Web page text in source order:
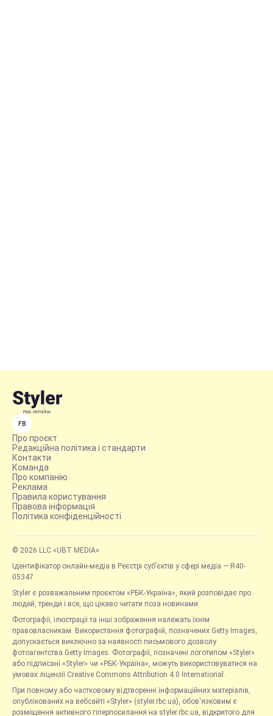
FB
Про проєкт
Редакційна політика і стандарти
Контакти
Команда
Про компанію
Реклама
Правила користування
Правова інформація
Політика конфіденційності
© 2026 LLC «UBT MEDIA»
Ідентифікатор онлайн-медіа в Реєстрі суб’єктів у сфері медіа — R40-
05347
Styler є розважальним проєктом «РБК-Україна», який розповідає про
людей, тренди і все, що цікаво читати поза новинами.
Фотографії, ілюстрації та інші зображення належать їхнім
правовласникам. Використання фотографій, позначених Getty Images,
допускається виключно за наявності письмового дозволу
фотоагентства Getty Images. Фотографії, позначені логотипом «Styler»
або підписані «Styler» чи «РБК-Україна», можуть використовуватися на
умовах ліцензії Creative Commons Attribution 4.0 International.
При повному або частковому відтворенні інформаційних матеріалів,
опублікованих на вебсайті «Styler» (styler.rbc.ua), обов'язковим є
розміщення активного гіперпосилання на styler.rbc.ua, відкритого для